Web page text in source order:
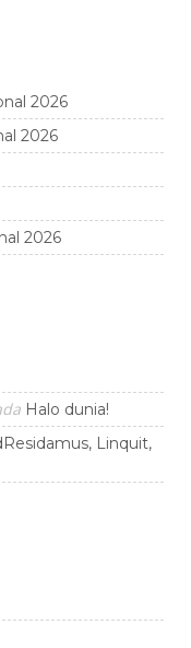
2026
2026
2026
Halo dunia!
Linquit,